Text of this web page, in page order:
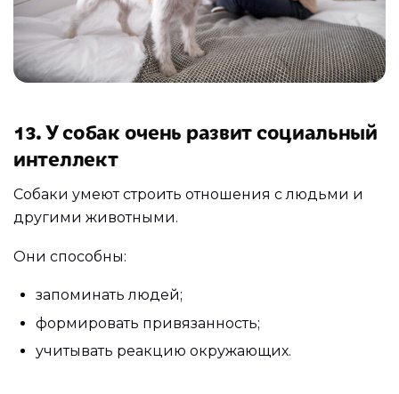
13. У собак очень развит социальный
интеллект
Собаки умеют строить отношения с людьми и
другими животными.
Они способны:
запоминать людей;
формировать привязанность;
учитывать реакцию окружающих.